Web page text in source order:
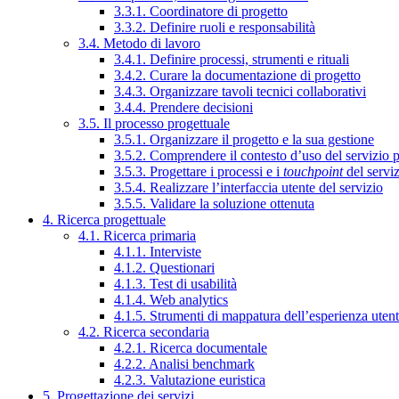
3.3.1. Coordinatore di progetto
3.3.2. Definire ruoli e responsabilità
3.4. Metodo di lavoro
3.4.1. Definire processi, strumenti e rituali
3.4.2. Curare la documentazione di progetto
3.4.3. Organizzare tavoli tecnici collaborativi
3.4.4. Prendere decisioni
3.5. Il processo progettuale
3.5.1. Organizzare il progetto e la sua gestione
3.5.2. Comprendere il contesto d’uso del servizio
3.5.3. Progettare i processi e i touchpointdel
3.5.4. Realizzare l’interfaccia utente del servizio
3.5.5. Validare la soluzione ottenuta
4. Ricerca progettuale
4.1. Ricerca primaria
4.1.1. Interviste
4.1.2. Questionari
4.1.3. Test di usabilità
4.1.4. Web analytics
4.1.5. Strumenti di mappatura dell’esperienza
4.2. Ricerca secondaria
4.2.1. Ricerca documentale
4.2.2. Analisi benchmark
4.2.3. Valutazione euristica
5. Progettazione dei servizi